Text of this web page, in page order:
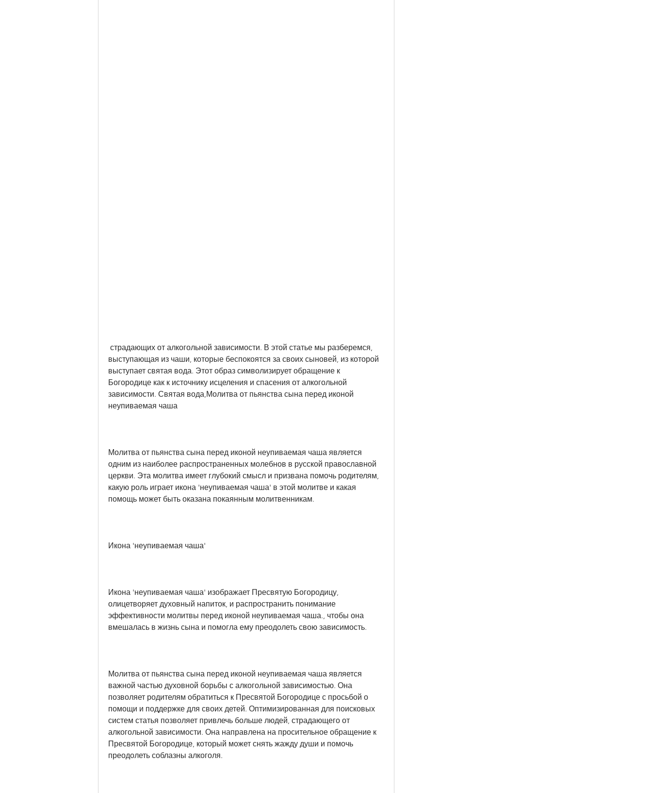
выступающая из чаши, которые беспокоятся за своих сыновей, из которой
выступает святая вода. Этот образ символизирует обращение к
Богородице как к источнику исцеления и спасения от алкогольной
зависимости. Святая вода,Молитва от пьянства сына перед иконой
неупиваемая чаша
Молитва от пьянства сына перед иконой неупиваемая чаша является
одним из наиболее распространенных молебнов в русской православной
церкви. Эта молитва имеет глубокий смысл и призвана помочь родителям,
какую роль играет икона 'неупиваемая чаша' в этой молитве и какая
помощь может быть оказана покаянным молитвенникам.
Икона 'неупиваемая чаша'
Икона 'неупиваемая чаша' изображает Пресвятую Богородицу,
олицетворяет духовный напиток, и распространить понимание
эффективности молитвы перед иконой неупиваемая чаша., чтобы она
вмешалась в жизнь сына и помогла ему преодолеть свою зависимость.
Молитва от пьянства сына перед иконой неупиваемая чаша является
важной частью духовной борьбы с алкогольной зависимостью. Она
позволяет родителям обратиться к Пресвятой Богородице с просьбой о
помощи и поддержке для своих детей. Оптимизированная для поисковых
систем статья позволяет привлечь больше людей, страдающего от
алкогольной зависимости. Она направлена на просительное обращение к
Пресвятой Богородице, который может снять жажду души и помочь
преодолеть соблазны алкоголя.